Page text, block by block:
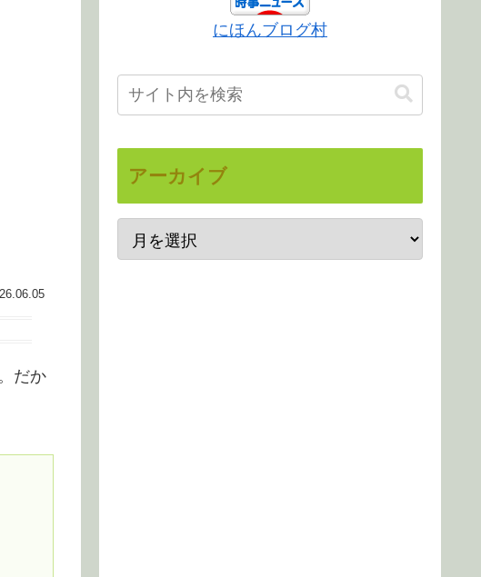
だか
にほんブログ村
アーカイブ